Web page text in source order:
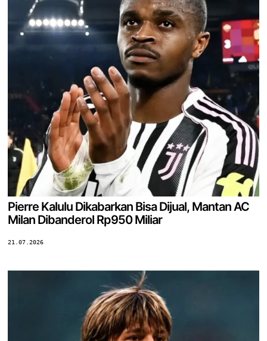
Pierre Kalulu Dikabarkan Bisa Dijual, Mantan AC
Milan Dibanderol Rp950 Miliar
21.07.2026